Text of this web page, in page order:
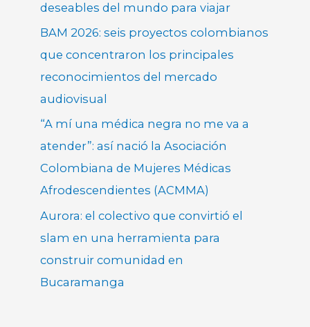
deseables del mundo para viajar
BAM 2026: seis proyectos colombianos
que concentraron los principales
reconocimientos del mercado
audiovisual
“A mí una médica negra no me va a
atender”: así nació la Asociación
Colombiana de Mujeres Médicas
Afrodescendientes (ACMMA)
Aurora: el colectivo que convirtió el
slam en una herramienta para
construir comunidad en
Bucaramanga